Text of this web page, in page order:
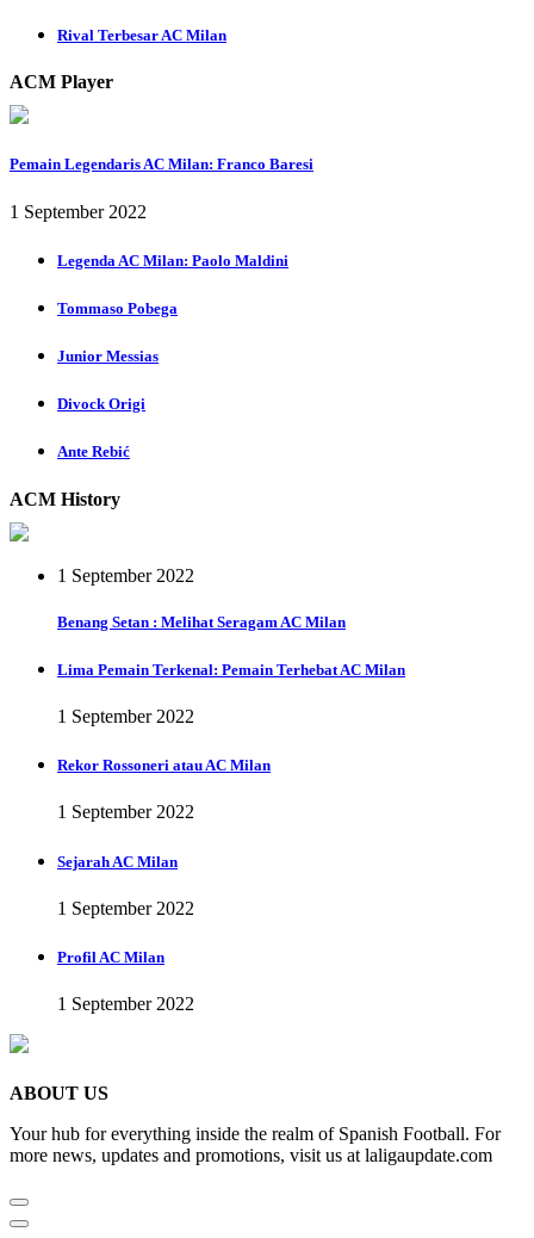
Rival Terbesar AC Milan
ACM Player
Pemain Legendaris AC Milan: Franco Baresi
1 September 2022
Legenda AC Milan: Paolo Maldini
Tommaso Pobega
Junior Messias
Divock Origi
Ante Rebić
ACM History
1 September 2022
Benang Setan : Melihat Seragam AC Milan
Lima Pemain Terkenal: Pemain Terhebat AC Milan
1 September 2022
Rekor Rossoneri atau AC Milan
1 September 2022
Sejarah AC Milan
1 September 2022
Profil AC Milan
1 September 2022
ABOUT US
Your hub for everything inside the realm of Spanish Football. For
more news, updates and promotions, visit us at laligaupdate.com